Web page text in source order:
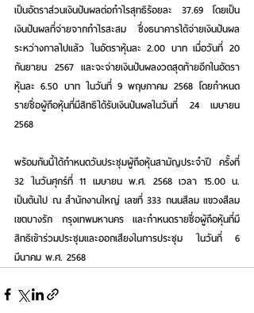
เป็นอัตราส่วนเงินปันผลต่อกำไรสุทธิร้อยละ 37.69 โดยเป็น
เงินปันผลที่จ่ายจากกำไรสะสม ซึ่งธนาคารได้จ่ายเงินปันผล
ระหว่างกาลไปแล้ว ในอัตราหุ้นละ 2.00 บาท เมื่อวันที่ 20
กันยายน 2567 และจะจ่ายเงินปันผลงวดสุดท้ายอีกในอัตรา
หุ้นละ 6.50 บาท ในวันที่ 9 พฤษภาคม 2568 โดยกำหนด
รายชื่อผู้ถือหุ้นที่มีสิทธิได้รับเงินปันผลในวันที่ 24 เมษายน
2568
พร้อมกันนี้ได้กำหนดวันประชุมผู้ถือหุ้นสามัญประจำปี ครั้งที่
32 ในวันศุกร์ที่ 11 เมษายน พ.ศ. 2568 เวลา 15.00 น.
เป็นต้นไป ณ สำนักงานใหญ่ เลขที่ 333 ถนนสีลม แขวงสีลม
เขตบางรัก กรุงเทพมหานคร และกําหนดรายชื่อผู้ถือหุ้นที่มี
สิทธิเข้าร่วมประชุมและออกเสียงในการประชุม ในวันที่ 6
มีนาคม พ.ศ. 2568